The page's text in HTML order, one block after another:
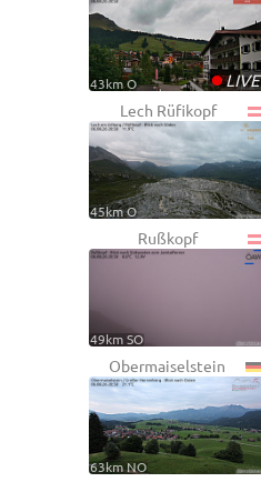
•LIVE
43km O
Lech Rüfikopf
45km O
Rußkopf
49km SO
Obermaiselstein
63km NO